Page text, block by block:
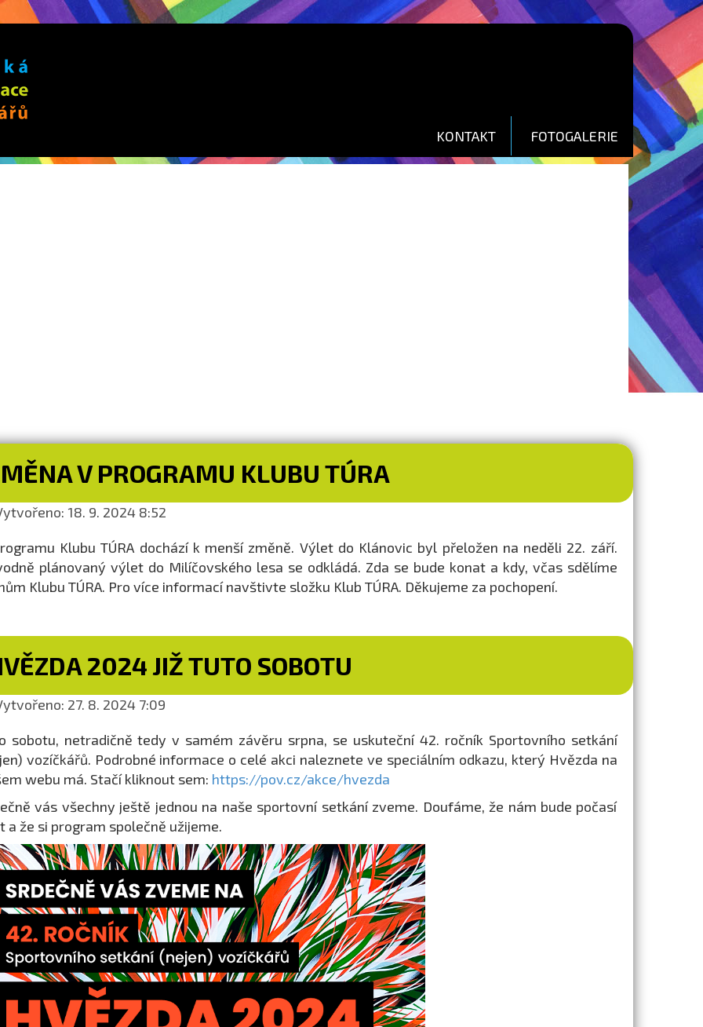
KONTAKT FOTOGALERIE
V PROGRAMU KLUBU TÚRA
18. 9. 2024 8:52
Klubu TÚRA dochází k menší změně. Výlet do Klánovic byl přeložen na neděli 22. září.
plánovaný výlet do Milíčovského lesa se odkládá. Zda se bude konat a kdy, včas sdělíme
Klubu TÚRA. Pro více informací navštivte složku Klub TÚRA. Děkujeme za pochopení.
2024 JIŽ TUTO SOBOTU
27. 8. 2024 7:09
sobotu, netradičně tedy v samém závěru srpna, se uskuteční 42. ročník Sportovního setkání
vozíčkářů. Podrobné informace o celé akci naleznete ve speciálním odkazu, který Hvězda na
webu má. Stačí kliknout sem: https://pov.cz/akce/hvezda
vás všechny ještě jednou na naše sportovní setkání zveme. Doufáme, že nám bude počasí
a že si program společně užijeme.